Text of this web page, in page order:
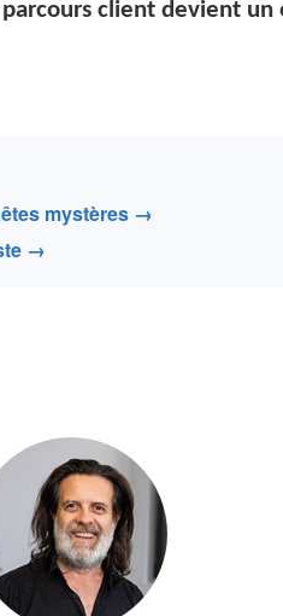
client devient
mystères →
→